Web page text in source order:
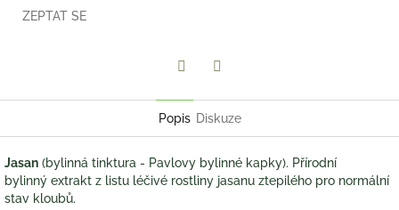
ZEPTAT SE
Popis Diskuze
Jasan (bylinná tinktura - Pavlovy bylinné kapky). Přírodní
bylinný extrakt z listu léčivé rostliny jasanu ztepilého pro normální
stav kloubů.